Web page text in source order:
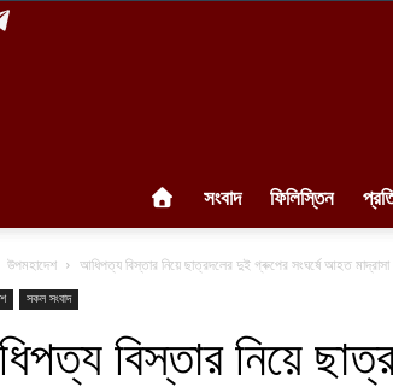
সংবাদ ফিলিস্তিন
উপমহাদেশ আধিপত্য বিস্তার নিয়ে ছাত্রদলের দুই গ্ৰুপের সংঘর্ষে আহত মাদ্রাসা
সকল সংবাদ
বিস্তার নিয়ে